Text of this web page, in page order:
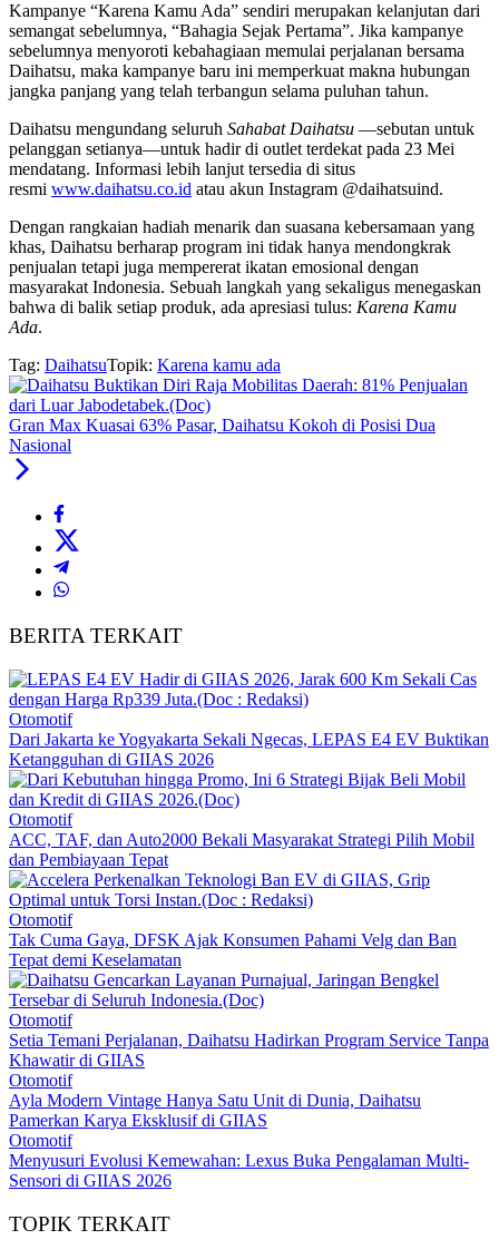
Kampanye “Karena Kamu Ada” sendiri merupakan kelanjutan dari
semangat sebelumnya, “Bahagia Sejak Pertama”. Jika kampanye
sebelumnya menyoroti kebahagiaan memulai perjalanan bersama
Daihatsu, maka kampanye baru ini memperkuat makna hubungan
jangka panjang yang telah terbangun selama puluhan tahun.
Daihatsu mengundang seluruh Sahabat Daihatsu —sebutan untuk
pelanggan setianya—untuk hadir di outlet terdekat pada 23 Mei
mendatang. Informasi lebih lanjut tersedia di situs
resmi www.daihatsu.co.id atau akun Instagram @daihatsuind.
Dengan rangkaian hadiah menarik dan suasana kebersamaan yang
khas, Daihatsu berharap program ini tidak hanya mendongkrak
penjualan tetapi juga mempererat ikatan emosional dengan
masyarakat Indonesia. Sebuah langkah yang sekaligus menegaskan
bahwa di balik setiap produk, ada apresiasi tulus: Karena Kamu
Ada.
Tag: DaihatsuTopik: Karena kamu ada
Gran Max Kuasai 63% Pasar, Daihatsu Kokoh di Posisi Dua
Nasional
BERITA TERKAIT
Otomotif
Dari Jakarta ke Yogyakarta Sekali Ngecas, LEPAS E4 EV Buktikan
Ketangguhan di GIIAS 2026
Otomotif
ACC, TAF, dan Auto2000 Bekali Masyarakat Strategi Pilih Mobil
dan Pembiayaan Tepat
Otomotif
Tak Cuma Gaya, DFSK Ajak Konsumen Pahami Velg dan Ban
Tepat demi Keselamatan
Otomotif
Setia Temani Perjalanan, Daihatsu Hadirkan Program Service Tanpa
Khawatir di GIIAS
Otomotif
Ayla Modern Vintage Hanya Satu Unit di Dunia, Daihatsu
Pamerkan Karya Eksklusif di GIIAS
Otomotif
Menyusuri Evolusi Kemewahan: Lexus Buka Pengalaman Multi-
Sensori di GIIAS 2026
TOPIK TERKAIT